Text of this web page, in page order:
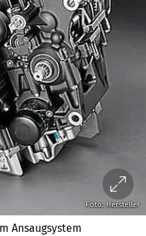
Foto: Hersteller
Ansaugsystem